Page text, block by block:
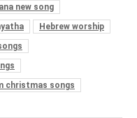
new song
Hebrew worship
christmas songs